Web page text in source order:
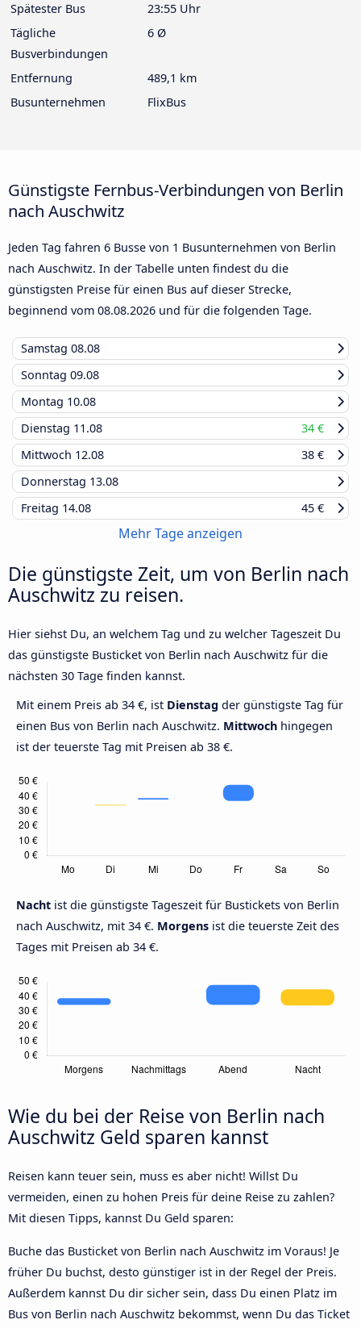
Spätester Bus
23:55 Uhr
Tägliche
Busverbindungen
6 Ø
Entfernung
489,1 km
Busunternehmen
FlixBus
Günstigste Fernbus-Verbindungen von Berlin
nach Auschwitz
Jeden Tag fahren 6 Busse von 1 Busunternehmen von Berlin
nach Auschwitz. In der Tabelle unten findest du die
günstigsten Preise für einen Bus auf dieser Strecke,
beginnend vom 08.08.2026 und für die folgenden Tage.
Samstag 08.08
Sonntag 09.08
Montag 10.08
Dienstag 11.08
34 €
Mittwoch 12.08
38 €
Donnerstag 13.08
Freitag 14.08 45 €
Mehr Tage anzeigen
Die günstigste Zeit, um von Berlin nach
Auschwitz zu reisen.
Hier siehst Du, an welchem Tag und zu welcher Tageszeit Du
das günstigste Busticket von Berlin nach Auschwitz für die
nächsten 30 Tage finden kannst.
Mit einem Preis ab 34 €, ist Dienstag der günstigste Tag für
einen Bus von Berlin nach Auschwitz. Mittwoch hingegen
ist der teuerste Tag mit Preisen ab 38 €.
Nacht ist die günstigste Tageszeit für Bustickets von Berlin
nach Auschwitz, mit 34 €. Morgens ist die teuerste Zeit des
Tages mit Preisen ab 34 €.
Wie du bei der Reise von Berlin nach
Auschwitz Geld sparen kannst
Reisen kann teuer sein, muss es aber nicht! Willst Du
vermeiden, einen zu hohen Preis für deine Reise zu zahlen?
Mit diesen Tipps, kannst Du Geld sparen:
Buche das Busticket von Berlin nach Auschwitz im Voraus! Je
früher Du buchst, desto günstiger ist in der Regel der Preis.
Außerdem kannst Du dir sicher sein, dass Du einen Platz im
Bus von Berlin nach Auschwitz bekommst, wenn Du das Ticket